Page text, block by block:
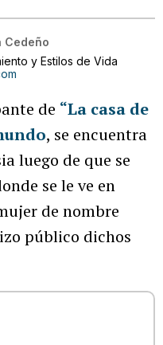
Cedeño
y Estilos de Vida
de “La casa de
, se encuentra
luego de que se
se le ve en
de nombre
público dichos